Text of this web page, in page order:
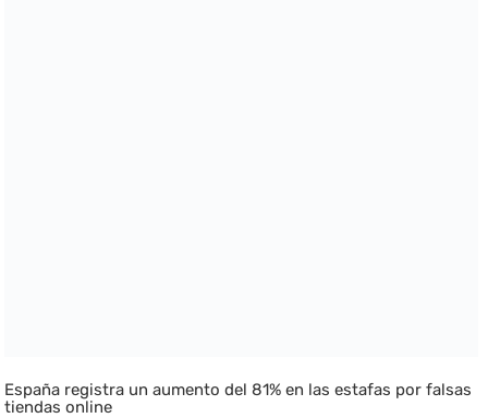
España registra un aumento del 81% en las estafas por falsas
tiendas online